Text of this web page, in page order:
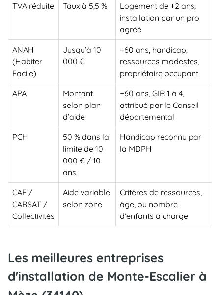
TVA réduite Taux à 5,5 %
Logement de +2 ans,
installation par un pro
agréé
ANAH
(Habiter
Facile)
Jusqu’à 10
000 €
+60 ans, handicap,
ressources modestes,
propriétaire occupant
APA
Montant
selon plan
d’aide
+60 ans, GIR 1 à 4,
attribué par le Conseil
départemental
PCH
50 % dans la
limite de 10
000 € / 10
ans
Handicap reconnu par
la MDPH
CAF /
CARSAT /
Collectivités
Aide variable
selon zone
Critères de ressources,
âge, ou nombre
d’enfants à charge
Les meilleures entreprises
d'installation de Monte-Escalier à